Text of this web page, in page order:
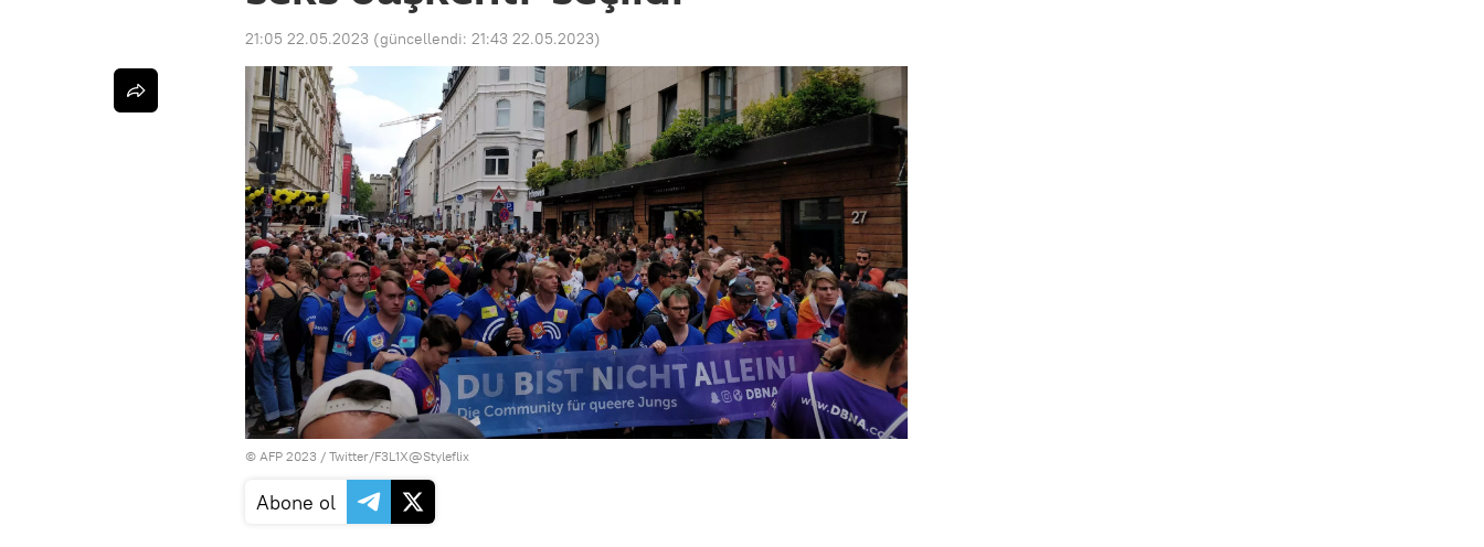
21:05 22.05.2023 (güncellendi: 21:43 22.05.2023)
© AFP 2023 / Twitter/F3L1X@Styleflix
Abone ol